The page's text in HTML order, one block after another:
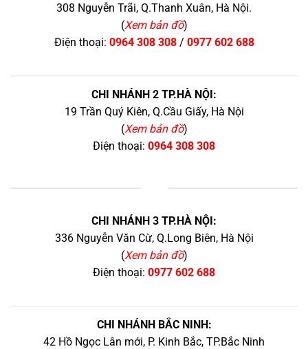
308 Nguyễn Trãi, Q.Thanh Xuân, Hà Nội.
(Xem bản đồ)
Điện thoại: 0964 308 308/ 0977 602 688
CHI NHÁNH 2 TP.HÀ NỘI:
19 Trần Quý Kiên, Q.Cầu Giấy, Hà Nội
(Xem bản đồ)
Điện thoại: 0964 308 308
CHI NHÁNH 3 TP.HÀ NỘI:
336 Nguyễn Văn Cừ, Q.Long Biên, Hà Nội
(Xem bản đồ)
Điện thoại: 0977 602 688
CHI NHÁNH BẮC NINH:
42 Hồ Ngọc Lân mới, P. Kinh Bắc, TP.Bắc Ninh